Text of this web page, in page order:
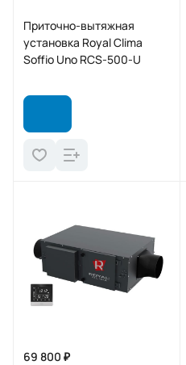
Приточно-вытяжная
установка Royal Clima
Soffio Uno RCS-500-U
69 800 ₽